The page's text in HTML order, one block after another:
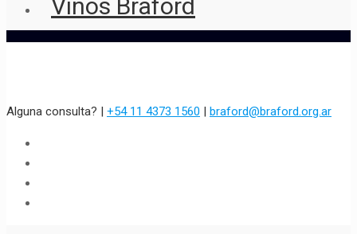
Alguna consulta? | +54 11 4373 1560 | braford@braford.org.ar